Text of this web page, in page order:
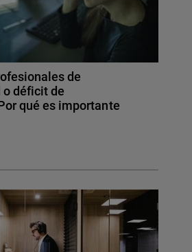
de
déficit de
qué es importante